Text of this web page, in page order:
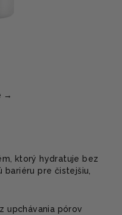
ktorý hydratuje bez
bariéru pre čistejšiu,
upchávania pórov